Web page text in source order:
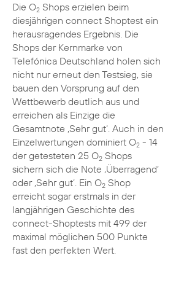
Die O2Shops erzielen beim
diesjährigen connect Shoptest ein
herausragendes Ergebnis. Die
Shops der Kernmarke von
Telefónica Deutschland holen sich
nicht nur erneut den Testsieg, sie
bauen den Vorsprung auf den
Wettbewerb deutlich aus und
erreichen als Einzige die
Gesamtnote ‚Sehr gut‘. Auch in den
Einzelwertungen dominiert O2- 14
der getesteten 25 O2Shops
sichern sich die Note ‚Überragend‘
oder ‚Sehr gut‘. Ein O2Shop
erreicht sogar erstmals in der
langjährigen Geschichte des
connect-Shoptests mit 499 der
maximal möglichen 500 Punkte
fast den perfekten Wert.